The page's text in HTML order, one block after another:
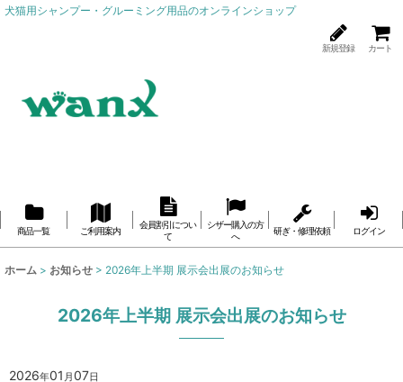
犬猫用シャンプー・グルーミング用品のオンラインショップ
新規登録 カート
商品一覧 ご利用案内
会員割引につい
て
シザー購入の方
へ
研ぎ・修理依頼 ログイン
ホーム > お知らせ > 2026年上半期 展示会出展のお知らせ
2026年上半期 展示会出展のお知らせ
2026年01 月07日